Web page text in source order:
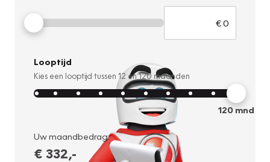
Looptijd
Kies een looptijd tussen 12 en120 maanden
120mnd
Uw maandbedrag:
€ 332,-